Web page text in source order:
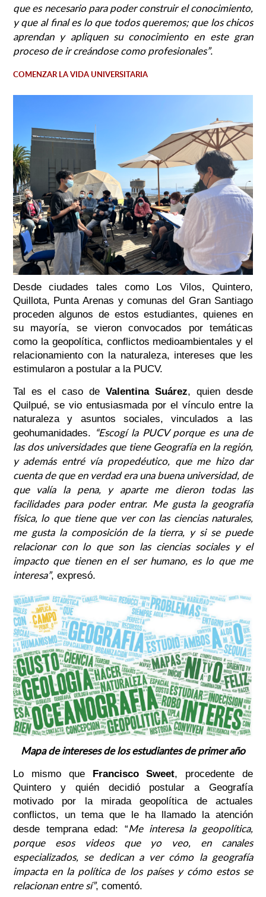
que es necesario para poder construir el conocimiento,
y que al final es lo que todos queremos; que los chicos
aprendan y apliquen su conocimiento en este gran
proceso de ir creándose como profesionales”.
COMENZAR LA VIDA UNIVERSITARIA
Desde ciudades tales como Los Vilos, Quintero,
Quillota, Punta Arenas y comunas del Gran Santiago
proceden algunos de estos estudiantes, quienes en
su mayoría, se vieron convocados por temáticas
como la geopolítica, conflictos medioambientales y el
relacionamiento con la naturaleza, intereses que les
estimularon a postular a la PUCV.
Tal es el caso deValentina Suárez, quien desde
Quilpué, se vio entusiasmada por el vínculo entre la
naturaleza y asuntos sociales, vinculados a las
geohumanidades. “Escogí la PUCV porque es una de
las dos universidades que tiene Geografía en la región,
y además entré vía propedéutico, que me hizo dar
cuenta de que en verdad era una buena universidad, de
que valía la pena, y aparte me dieron todas las
facilidades para poder entrar. Me gusta la geografía
física, lo que tiene que ver con las ciencias naturales,
me gusta la composición de la tierra, y si se puede
relacionar con lo que son las ciencias sociales y el
impacto que tienen en el ser humano, es lo que me
interesa”, expresó.
Mapa de intereses de los estudiantes de primer año
Lo mismo que Francisco Sweet, procedente de
Quintero y quién decidió postular a Geografía
motivado por la mirada geopolítica de actuales
conflictos, un tema que le ha llamado la atención
desde temprana edad: “Me interesa la geopolítica,
porque esos videos que yo veo, en canales
especializados, se dedican a ver cómo la geografía
impacta en la política de los países y cómo estos se
relacionan entre sí”, comentó.